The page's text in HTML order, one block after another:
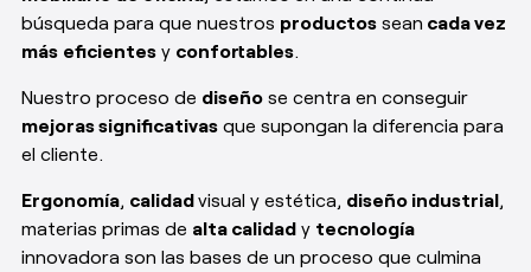
búsqueda para que nuestros productossean cada vez
más eficientesy confortables.
Nuestro proceso de diseñose centra en conseguir
mejoras significativasque supongan la diferencia para
el cliente.
Ergonomía, calidadvisual y estética, diseño industrial,
materias primas de alta calidady tecnología
innovadora son las bases de un proceso que culmina